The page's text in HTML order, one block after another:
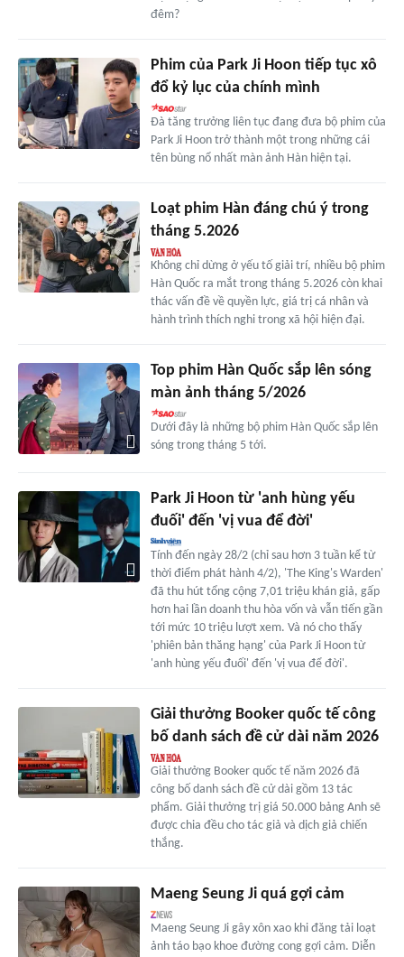
đêm?
Phim của Park Ji Hoon tiếp tục xô
đổ kỷ lục của chính mình
Đà tăng trưởng liên tục đang đưa bộ phim của
Park Ji Hoon trở thành một trong những cái
tên bùng nổ nhất màn ảnh Hàn hiện tại.
Loạt phim Hàn đáng chú ý trong
tháng 5.2026
Không chỉ dừng ở yếu tố giải trí, nhiều bộ phim
Hàn Quốc ra mắt trong tháng 5.2026 còn khai
thác vấn đề về quyền lực, giá trị cá nhân và
hành trình thích nghi trong xã hội hiện đại.
Top phim Hàn Quốc sắp lên sóng
màn ảnh tháng 5/2026
Dưới đây là những bộ phim Hàn Quốc sắp lên
sóng trong tháng 5 tới.
Park Ji Hoon từ 'anh hùng yếu
đuối' đến 'vị vua để đời'
Tính đến ngày 28/2 (chỉ sau hơn 3 tuần kể từ
thời điểm phát hành 4/2), 'The King's Warden'
đã thu hút tổng cộng 7,01 triệu khán giả, gấp
hơn hai lần doanh thu hòa vốn và vẫn tiến gần
tới mức 10 triệu lượt xem. Và nó cho thấy
'phiên bản thăng hạng' của Park Ji Hoon từ
'anh hùng yếu đuối' đến 'vị vua để đời'.
Giải thưởng Booker quốc tế công
bố danh sách đề cử dài năm 2026
Giải thưởng Booker quốc tế năm 2026 đã
công bố danh sách đề cử dài gồm 13 tác
phẩm. Giải thưởng trị giá 50.000 bảng Anh sẽ
được chia đều cho tác giả và dịch giả chiến
thắng.
Maeng Seung Ji quá gợi cảm
Maeng Seung Ji gây xôn xao khi đăng tải loạt
ảnh táo bạo khoe đường cong gợi cảm. Diễn